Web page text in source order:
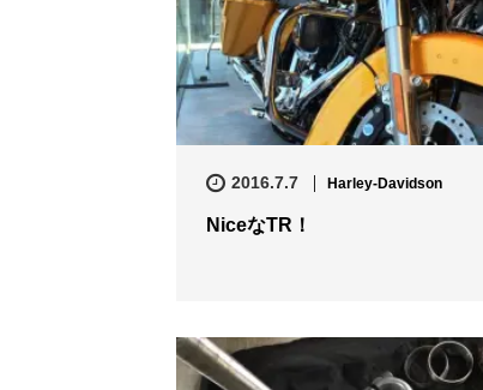
2016.7.7 Harley-Davidson
NiceなTR！